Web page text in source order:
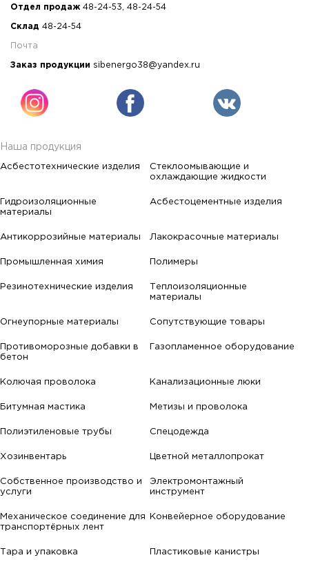
Отдел продаж 48-24-53 48-24-54
Склад 48-24-54
Почта
Заказ продукции sibenergo38@yandex.ru
Наша продукция
Асбестотехнические изделия
Стеклоомывающие и
охлаждающие жидкости
Гидроизоляционные
материалы
Асбестоцементные изделия
Антикоррозийные материалы Лакокрасочные материалы
Промышленная химия Полимеры
Резинотехнические изделия
Теплоизоляционные
материалы
Огнеупорные материалы Сопутствующие товары
Противоморозные добавки в
бетон
Газопламенное оборудование
Колючая проволока Канализационные люки
Битумная мастика Метизы и проволока
Полиэтиленовые трубы Спецодежда
Хозинвентарь Цветной металлопрокат
Собственное производство и
услуги
Электромонтажный
инструмент
Механическое соединение для
транспортёрных лент
Конвейерное оборудование
Тара и упаковка Пластиковые канистры